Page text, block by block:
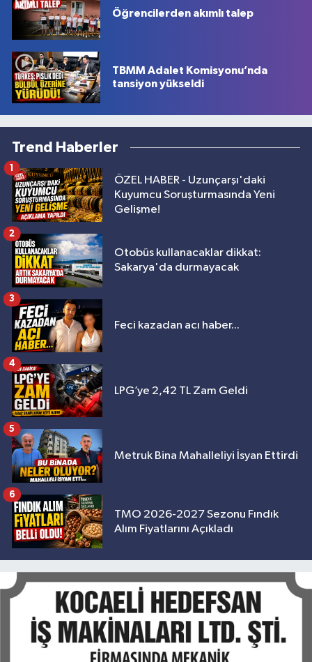
Öğrencilerden akımlı talep
TBMM Adalet Komisyonu’nda
tansiyon yükseldi
Trend Haberler
ÖZEL HABER - Uzunçarşı'daki
Kuyumcu Soruşturmasında Yeni
Gelişme!
1
Otobüs kullanacaklar dikkat:
Sakarya'da durmayacak
2
Feci kazadan acı haber...
3
LPG’ye 2,42 TL Zam Geldi
4
Metruk Bina Mahalleliyi İsyan Ettirdi
5
TMO 2026-2027 Sezonu Fındık
Alım Fiyatlarını Açıkladı
6